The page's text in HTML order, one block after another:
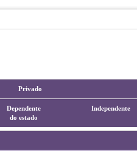
Privado
Dependente
do estado
Independente